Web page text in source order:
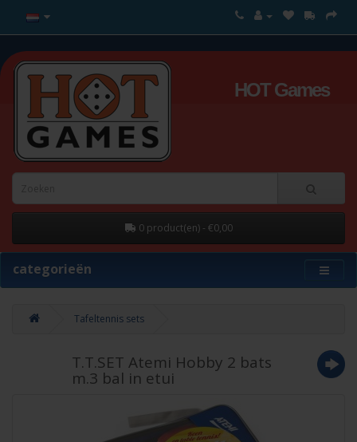
HOT Games
0 product(en) - €0,00
categorieën
Tafeltennis sets
T.T.SET Atemi Hobby 2 bats
m.3 bal in etui